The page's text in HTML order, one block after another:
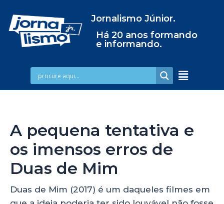
Jornalismo Júnior.
Há 20 anos formando
e informando.
A pequena tentativa e
os imensos erros de
Duas de Mim
Duas de Mim (2017) é um daqueles filmes em